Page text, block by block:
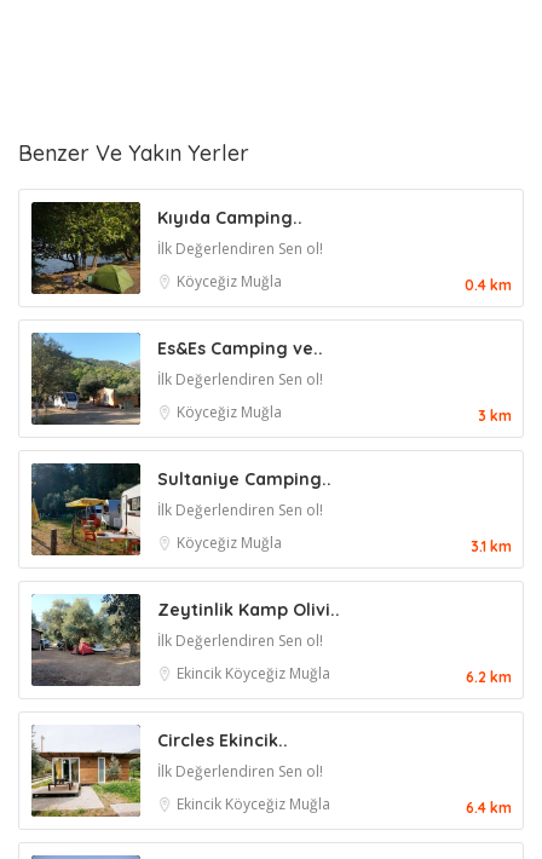
Benzer Ve Yakın Yerler
Kıyıda Camping..
İlk Değerlendiren Sen ol!
Köyceğiz Muğla 0.4 km
Es&Es Camping ve..
İlk Değerlendiren Sen ol!
Köyceğiz Muğla 3 km
Sultaniye Camping..
İlk Değerlendiren Sen ol!
Köyceğiz Muğla 3.1 km
Zeytinlik Kamp Olivi..
İlk Değerlendiren Sen ol!
Ekincik Köyceğiz Muğla 6.2 km
Circles Ekincik..
İlk Değerlendiren Sen ol!
Ekincik Köyceğiz Muğla 6.4 km